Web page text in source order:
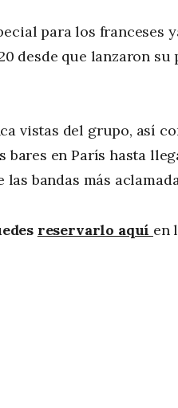
para los franceses
desde que lanzaron su
vistas del grupo, así
en París hasta
bandas más
reservarlo aquí en